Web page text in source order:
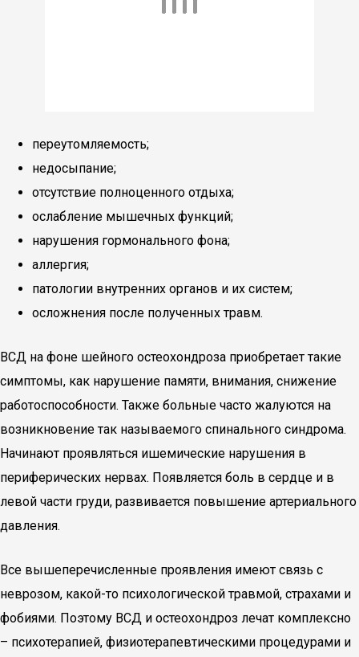
переутомляемость;
недосыпание;
отсутствие полноценного отдыха;
ослабление мышечных функций;
нарушения гормонального фона;
аллергия;
патологии внутренних органов и их систем;
осложнения после полученных травм.
ВСД на фоне шейного остеохондроза приобретает такие
симптомы, как нарушение памяти, внимания, снижение
работоспособности. Также больные часто жалуются на
возникновение так называемого спинального синдрома.
Начинают проявляться ишемические нарушения в
периферических нервах. Появляется боль в сердце и в
левой части груди, развивается повышение артериального
давления.
Все вышеперечисленные проявления имеют связь с
неврозом, какой-то психологической травмой, страхами и
фобиями. Поэтому ВСД и остеохондроз лечат комплексно
– психотерапией, физиотерапевтическими процедурами и